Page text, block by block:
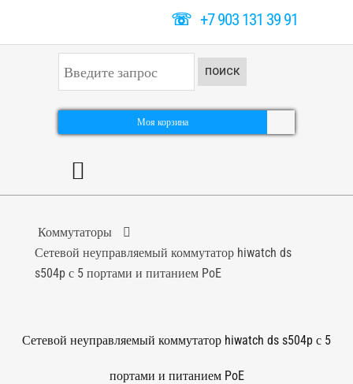
☏+7 903 131 39 91
к
а
ь
ПОИСК
Моя корзина
Коммутаторы
Сетевой неуправляемый коммутатор hiwatch ds
s504p с 5 портами и питанием PoE
Сетевой неуправляемый коммутатор hiwatch ds s504p с 5
портами и питанием PoE